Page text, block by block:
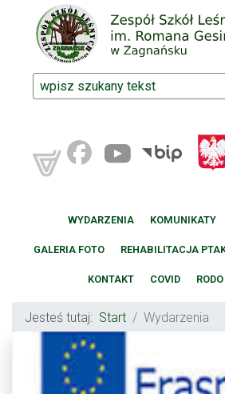
WYDARZENIA KOMUNIKATY
GALERIA FOTO REHABILITACJA
KONTAKT COVID RODO
Jesteś tutaj: Start Wydarzenia